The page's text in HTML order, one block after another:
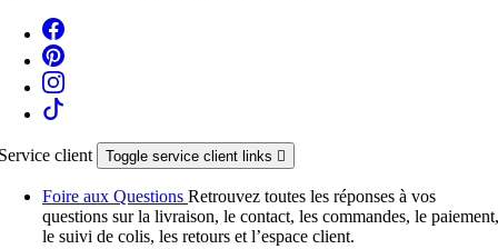
client Toggle service client links 
Foire aux Questions Retrouvez toutes les réponses à vos
questions sur la livraison, le contact, les commandes, le paiement,
le suivi de colis, les retours et l’espace client.